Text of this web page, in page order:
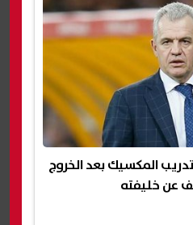
المكسيك بعد الخروج
عن خليفته